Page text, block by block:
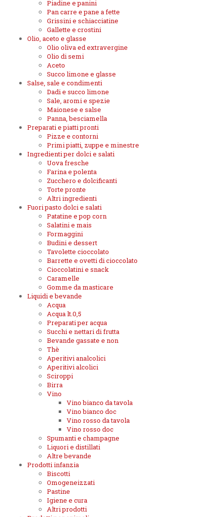
Piadine e panini
Pan carre e pane a fette
Grissini e schiacciatine
Gallette e crostini
Olio, aceto e glasse
Olio oliva ed extravergine
Olio di semi
Aceto
Succo limone e glasse
Salse, sale e condimenti
Dadi e succo limone
Sale, aromi e spezie
Maionese e salse
Panna, besciamella
Preparati e piatti pronti
Pizze e contorni
Primi piatti, zuppe e minestre
Ingredienti per dolci e salati
Uova fresche
Farina e polenta
Zucchero e dolcificanti
Torte pronte
Altri ingredienti
Fuori pasto dolci e salati
Patatine e pop corn
Salatini e mais
Formaggini
Budini e dessert
Tavolette cioccolato
Barrette e ovetti di cioccolato
Cioccolatini e snack
Caramelle
Gomme da masticare
Liquidi e bevande
Acqua
Acqua lt.0,5
Preparati per acqua
Succhi e nettari di frutta
Bevande gassate e non
Thè
Aperitivi analcolici
Aperitivi alcolici
Sciroppi
Birra
Vino
Vino bianco da tavola
Vino bianco doc
Vino rosso da tavola
Vino rosso doc
Spumanti e champagne
Liquori e distillati
Altre bevande
Prodotti infanzia
Biscotti
Omogeneizzati
Pastine
Igiene e cura
Altri prodotti